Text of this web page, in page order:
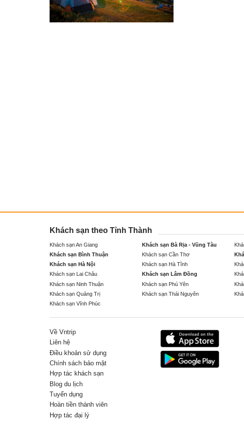
Khách sạn theo Tỉnh Thành
Khách sạn An Giang Khách sạn Bà Rịa - Vũng Tàu
Khách sạn Bình Thuận
Khách sạn Cần Thơ
Khách sạn Hà Nội
Khách sạn Hà Tĩnh
Khách sạn Lai Châu
Khách sạn Lâm Đồng
Khách sạn Ninh Thuận
Khách sạn Phú Yên
Khách sạn Quảng Trị
Khách sạn Thái Nguyên
Khách sạn Vĩnh Phúc
Về Vntrip
Liên hệ
Điều khoản sử dụng
Chính sách bảo mật
Hợp tác khách sạn
Blog du lịch
Tuyển dụng
Hoàn tiền thành viên
Hợp tác đại lý